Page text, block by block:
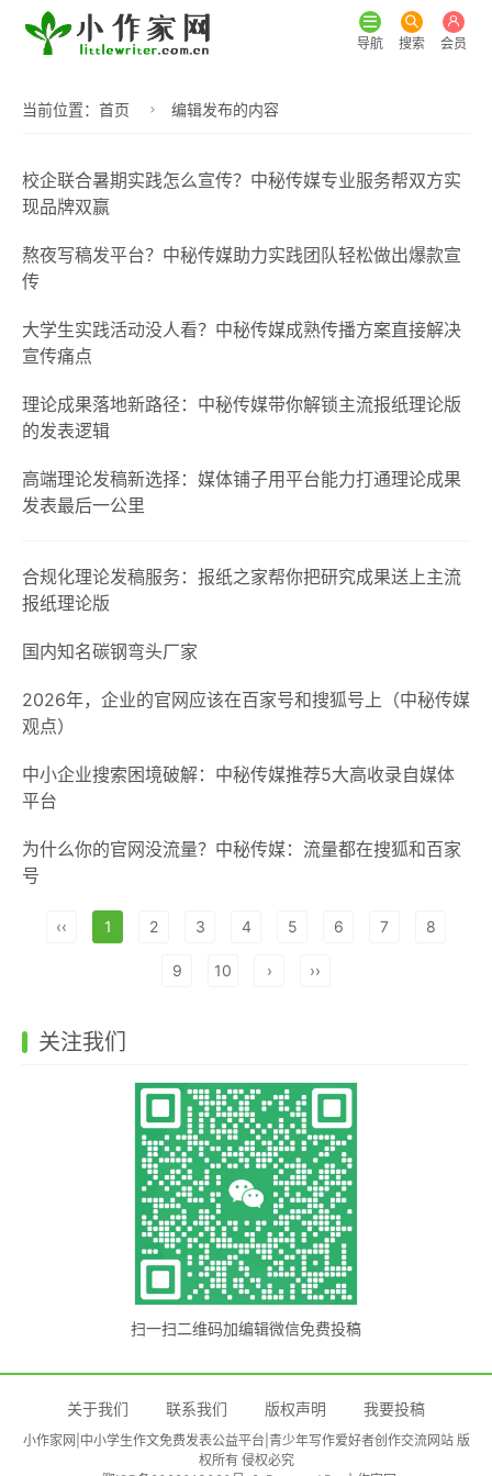
导航 搜索 会员
当前位置： 首页 编辑发布的内容
校企联合暑期实践怎么宣传？中秘传媒专业服务帮双方实
现品牌双赢
熬夜写稿发平台？中秘传媒助力实践团队轻松做出爆款宣
传
大学生实践活动没人看？中秘传媒成熟传播方案直接解决
宣传痛点
理论成果落地新路径：中秘传媒带你解锁主流报纸理论版
的发表逻辑
高端理论发稿新选择：媒体铺子用平台能力打通理论成果
发表最后一公里
合规化理论发稿服务：报纸之家帮你把研究成果送上主流
报纸理论版
国内知名碳钢弯头厂家
2026年，企业的官网应该在百家号和搜狐号上（中秘传媒
观点）
中小企业搜索困境破解：中秘传媒推荐5大高收录自媒体
平台
为什么你的官网没流量？中秘传媒：流量都在搜狐和百家
号
‹‹ 1 2 3 4 5 6 7 8
9 10 › ››
关注我们
扫一扫二维码加编辑微信免费投稿
关于我们 联系我们 版权声明 我要投稿
小作家网|中小学生作文免费发表公益平台|青少年写作爱好者创作交流网站 版
权所有 侵权必究